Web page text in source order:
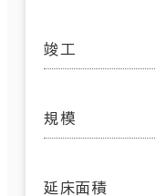
竣工
規模
延床面積